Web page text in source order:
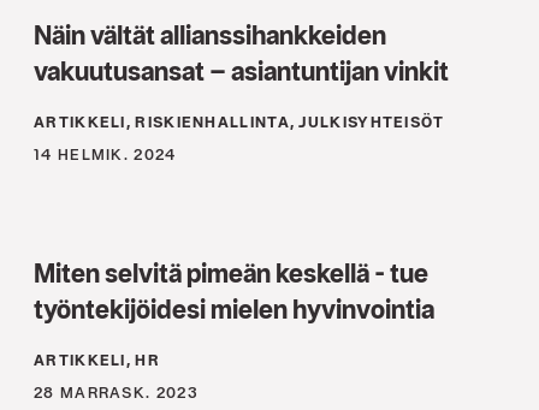
Näin vältät allianssihankkeiden
vakuutusansat – asiantuntijan vinkit
ARTIKKELI, RISKIENHALLINTA, JULKISYHTEISÖT
14 HELMIK. 2024
Miten selvitä pimeän keskellä - tue
työntekijöidesi mielen hyvinvointia
ARTIKKELI, HR
28 MARRASK. 2023